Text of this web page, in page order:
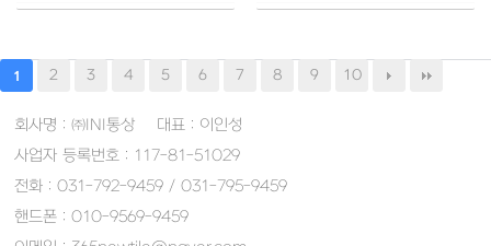
1 2 3 4 5 6 7 8 9 10
회사명 : ㈜INI통상 대표 : 이인성
사업자 등록번호 : 117-81-51029
전화 : 031-792-9459 / 031-795-9459
핸드폰 : 010-9569-9459